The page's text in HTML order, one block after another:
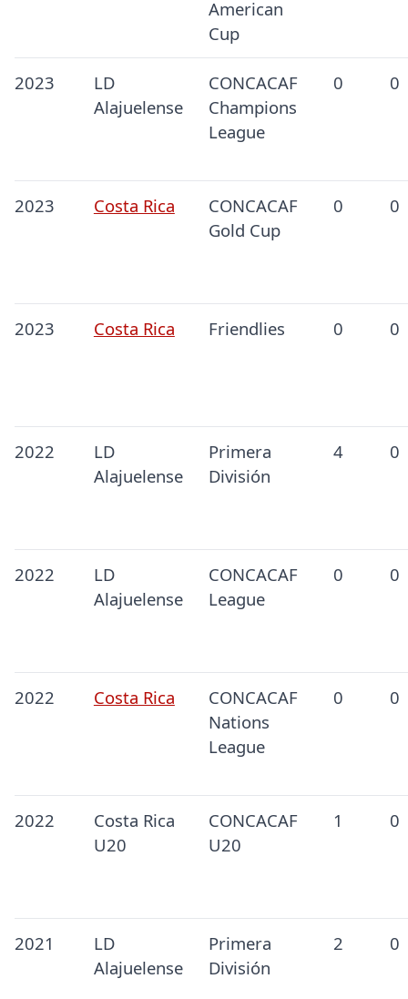
American
Cup
2023
LD
Alajuelense
CONCACAF
Champions
League
0 0
2023 Costa Rica
CONCACAF
Gold Cup
0 0
2023 Costa Rica Friendlies 0 0
2022
LD
Alajuelense
Primera
División
4 0
2022
LD
Alajuelense
CONCACAF
League
0 0
2022 Costa Rica
CONCACAF
Nations
League
0 0
2022
Costa Rica
U20
CONCACAF
U20
1 0
2021
LD
Alajuelense
Primera
División
2 0